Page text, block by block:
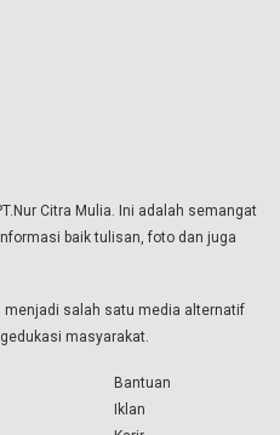
Citra Mulia. Ini adalah semangat
baik tulisan, foto dan juga
menjadi salah satu media alternatif
masyarakat.
Bantuan
Iklan